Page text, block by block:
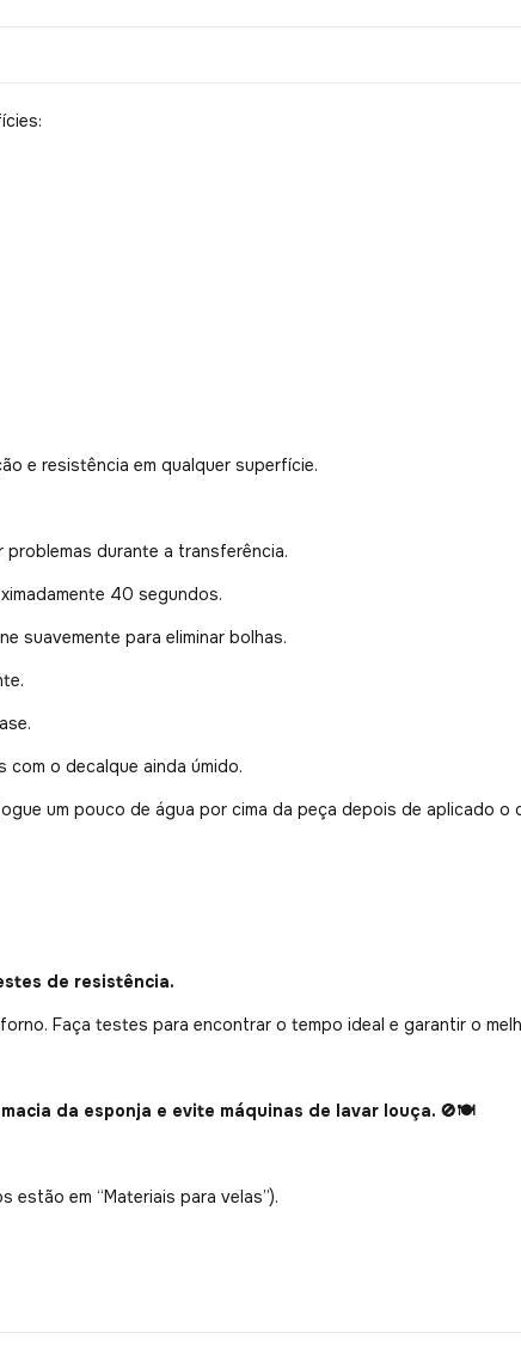
e resistência em qualquer superfície.
problemas durante a transferência.
40 segundos.
suavemente para eliminar bolhas.
o decalque ainda úmido.
um pouco de água por cima da peça depois de aplicado o
de resistência.
Faça testes para encontrar o tempo ideal e garantir o
da esponja e evite máquinas de lavar louça. 🚫🍽️
estão em “Materiais para velas”).